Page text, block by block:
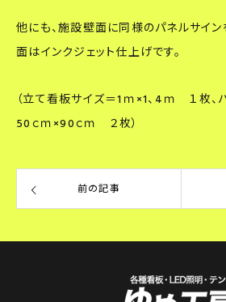
他にも、施設壁面に同様のパネルサイン
面はインクジェット仕上げです。
（立て看板サイズ＝1ｍ×1、4ｍ １枚、
50ｃｍ×90ｃｍ ２枚）
前の記事